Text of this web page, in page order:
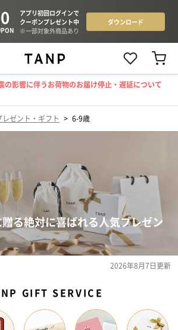
の影響に伴うお荷物のお届け停止・遅延について
レゼント・ギフト > 6-9歳
る絶対に喜ばれる人気プレゼン
2026年8月7日更新
GIFT SERVICE